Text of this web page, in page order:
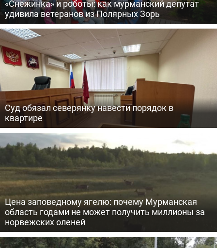
«Снежинка» и роботы: как мурманский депутат
удивила ветеранов из Полярных Зорь
Суд обязал северянку навести порядок в
квартире
Цена заповедному ягелю: почему Мурманская
область годами не может получить миллионы за
норвежских оленей